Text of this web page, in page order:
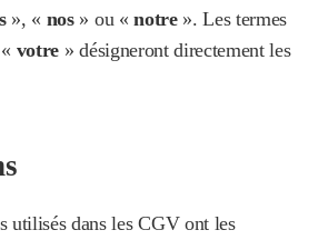
», « nos» ou «notre». Les termes
votre » désigneront directement les
utilisés dans les CGV ont les